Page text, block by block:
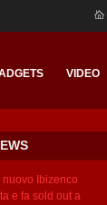
VIDEO
nuovo Ibizenco
e fa sold out a